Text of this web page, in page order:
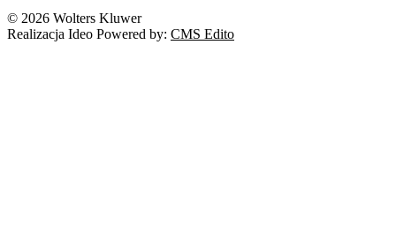
© 2026 Wolters Kluwer
Realizacja Ideo Powered by: CMS Edito